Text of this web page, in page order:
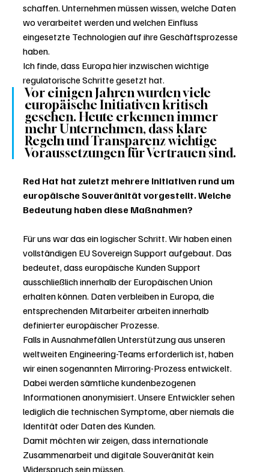
schaffen. Unternehmen müssen wissen, welche Daten
wo verarbeitet werden und welchen Einfluss
eingesetzte Technologien auf ihre Geschäftsprozesse
haben.
Ich finde, dass Europa hier inzwischen wichtige
regulatorische Schritte gesetzt hat.
Vor einigen Jahren wurden viele
europäische Initiativen kritisch
gesehen. Heute erkennen immer
mehr Unternehmen, dass klare
Regeln und Transparenz wichtige
Voraussetzungen für Vertrauen sind.
Red Hat hat zuletzt mehrere Initiativen rund um
europäische Souveränität vorgestellt. Welche
Bedeutung haben diese Maßnahmen?
Für uns war das ein logischer Schritt. Wir haben einen
vollständigen EU Sovereign Support aufgebaut. Das
bedeutet, dass europäische Kunden Support
ausschließlich innerhalb der Europäischen Union
erhalten können. Daten verbleiben in Europa, die
entsprechenden Mitarbeiter arbeiten innerhalb
definierter europäischer Prozesse.
Falls in Ausnahmefällen Unterstützung aus unseren
weltweiten Engineering-Teams erforderlich ist, haben
wir einen sogenannten Mirroring-Prozess entwickelt.
Dabei werden sämtliche kundenbezogenen
Informationen anonymisiert. Unsere Entwickler sehen
lediglich die technischen Symptome, aber niemals die
Identität oder Daten des Kunden.
Damit möchten wir zeigen, dass internationale
Zusammenarbeit und digitale Souveränität kein
Widerspruch sein müssen.